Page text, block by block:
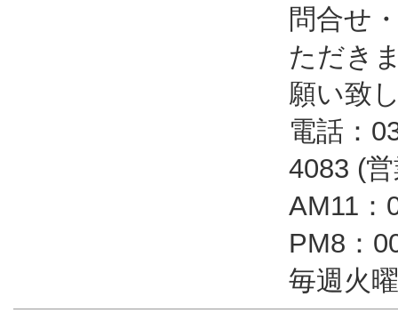
問合せ
ただき
願い致
電話：
4083 (
AM11：
PM8：
毎週火